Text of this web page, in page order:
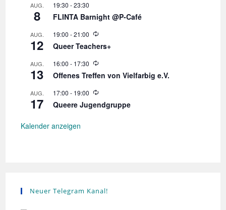
r
h
o
u
g
AUG.
8
19:30 -23:30
FLINTA Barnight @P-Café
AUG.
12
19:00 -21:00
W
e
e
r
o
u
Queer Teachers+
AUG.
13
16:00 - 17:30
W
e
e
r
Offenes Treffen von Vielfarbig e.V.
AUG.
17
17:00 - 19:00
W
e
Queere Jugendgruppe
Kalender anzeigen
Neuer Telegram Kanal!